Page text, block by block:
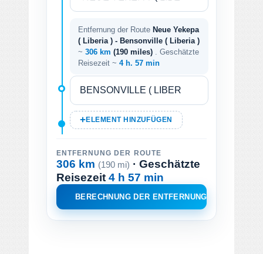
Entfernung der Route Neue Yekepa
( Liberia ) - Bensonville ( Liberia )
~ 306 km (190 miles)
. Geschätzte
Reisezeit ~ 4 h. 57 min
ELEMENT HINZUFÜGEN
ENTFERNUNG DER ROUTE
306 km (190 mi) · Geschätzte
Reisezeit4 h 57 min
BERECHNUNG DER ENTFERNUNG